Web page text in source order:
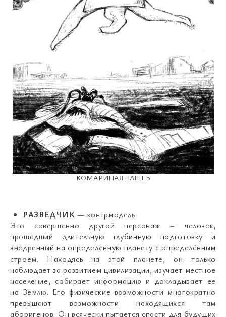
КОМАРИНАЯ ПЛЕШЬ
РАЗВЕДЧИК — контрмодель.
Это совершенно другой персонаж – человек,
прошедший длительную глубинную подготовку и
внедренный на определенную планету с определённым
строем. Находясь на этой планете, он только
наблюдает за развитием цивилизации, изучает местное
население, собирает информацию и докладывает ее
на Землю. Его физические возможности многократно
превышают возможности находящихся там
аборигенов. Он всячески пытается спасти для будущих